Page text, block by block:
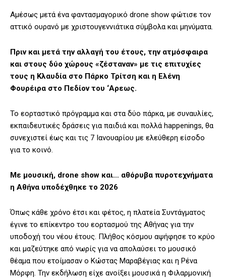
Αμέσως μετά ένα φαντασμαγορικό drone show φώτισε τον
αττικό ουρανό με χριστουγεννιάτικα σύμβολα και μηνύματα.
Πριν και μετά την αλλαγή του έτους, την ατμόσφαιρα
και στους δύο χώρους «ζέσταναν» με τις επιτυχίες
τους η Κλαυδία στο Πάρκο Τρίτση και η Ελένη
Φουρέιρα στο Πεδίον του ‘Αρεως.
Το εορταστικό πρόγραμμα και στα δύο πάρκα, με συναυλίες,
εκπαιδευτικές δράσεις για παιδιά και πολλά happenings, θα
συνεχιστεί έως και τις 7 Ιανουαρίου με ελεύθερη είσοδο
για το κοινό.
Με μουσική, drone show και… αθόρυβα πυροτεχνήματα
η Αθήνα υποδέχθηκε το 2026
Όπως κάθε χρόνο έτσι και φέτος, η πλατεία Συντάγματος
έγινε το επίκεντρο του εορτασμού της Αθήνας για την
υποδοχή του νέου έτους. Πλήθος κόσμου αψήφησε το κρύο
και μαζεύτηκε από νωρίς για να απολαύσει το μουσικό
θέαμα που ετοίμασαν ο Κώστας Μαραβέγιας και η Ρένα
Μόρφη. Την εκδήλωση είχε ανοίξει μουσικά η Φιλαρμονική